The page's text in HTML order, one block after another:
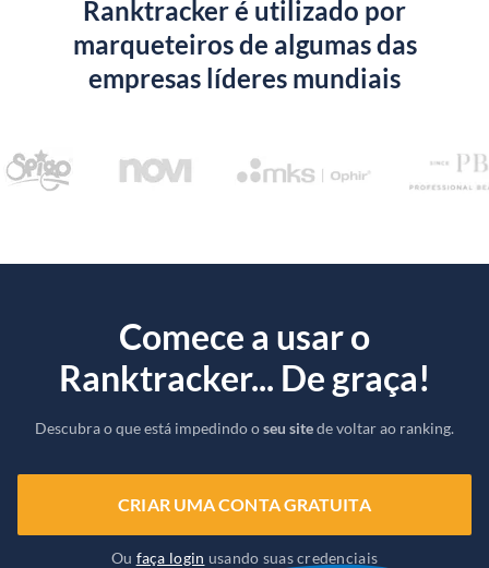
Ranktracker é utilizado por
marqueteiros de algumas das
empresas líderes mundiais
Comece a usar o
Ranktracker... De graça!
Descubra o que está impedindo oseu sitede voltar ao ranking.
CRIAR UMA CONTA GRATUITA
Ou faça login usando suas credenciais